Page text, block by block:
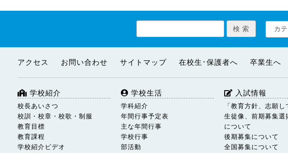
アクセス お問い合わせ サイトマップ 在校生･保護者へ 卒業生へ
学校紹介
校長あいさつ
校訓・校章・校歌・制服
教育目標
教育課程
学校紹介ビデオ
学校生活
学科紹介
年間行事予定表
主な年間行事
学校行事
部活動
入試情報
「教育方針、志願し
生徒像、前期募集選
について
後期募集について
全国募集について